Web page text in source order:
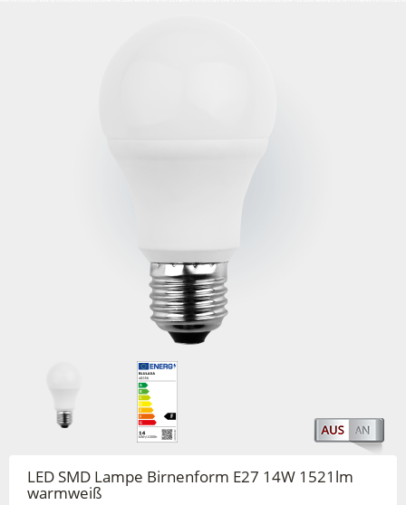
LED SMD Lampe Birnenform E27 14W 1521lm
warmweiß